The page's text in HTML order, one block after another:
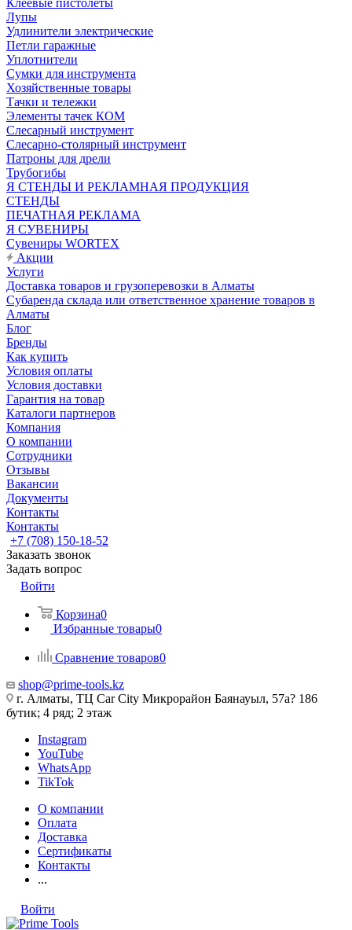
Клеевые пистолеты
Лупы
Удлинители электрические
Петли гаражные
Уплотнители
Сумки для инструмента
Хозяйственные товары
Тачки и тележки
Элементы тачек КОМ
Слесарный инструмент
Слесарно-столярный инструмент
Патроны для дрели
Трубогибы
Я СТЕНДЫ И РЕКЛАМНАЯ ПРОДУКЦИЯ
СТЕНДЫ
ПЕЧАТНАЯ РЕКЛАМА
Я СУВЕНИРЫ
Сувениры WORTEX
Акции
Услуги
Доставка товаров и грузоперевозки в Алматы
Субаренда склада или ответственное хранение товаров в
Алматы
Блог
Бренды
Как купить
Условия оплаты
Условия доставки
Гарантия на товар
Каталоги партнеров
Компания
О компании
Сотрудники
Отзывы
Вакансии
Документы
Контакты
Контакты
+7 (708) 150-18-52
Заказать звонок
Задать вопрос
Войти
Корзина0
Избранные товары0
Сравнение товаров0
shop@prime-tools.kz
г. Алматы, ТЦ Car City​ ​Микрорайон Баянауыл, 57а? ​186
бутик; 4 ряд; 2 этаж
Instagram
YouTube
WhatsApp
TikTok
О компании
Оплата
Доставка
Сертификаты
Контакты
...
Войти